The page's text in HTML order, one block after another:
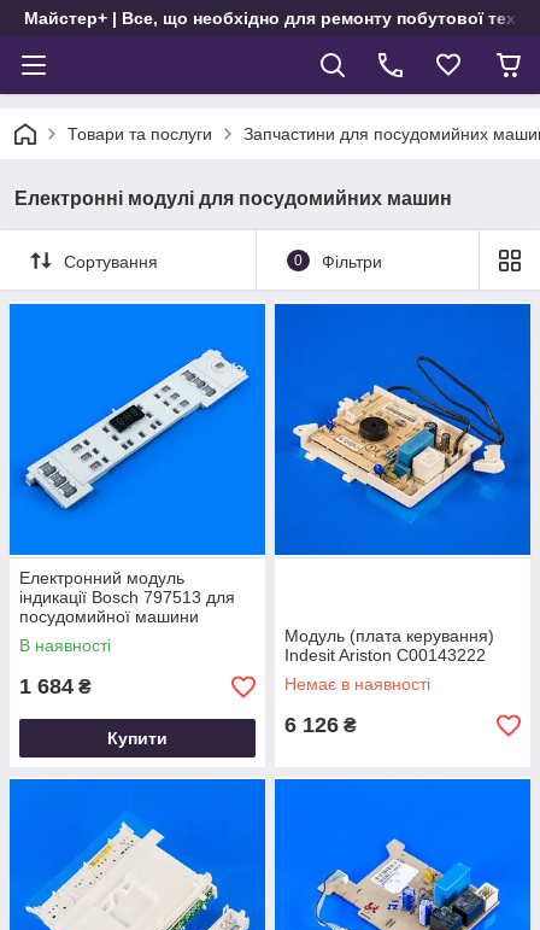
Майстер+ | Все, що необхідно для ремонту побутової
Товари та послуги Запчастини для посудомийних
Електронні модулі для посудомийних машин
Сортування 0 Фільтри
Електронний модуль
індикації Bosch 797513 для
посудомийної машини
В наявності
1 684 ₴
Купити
Модуль (плата керування)
Indesit Ariston C00143222
Немає в наявності
6 126 ₴